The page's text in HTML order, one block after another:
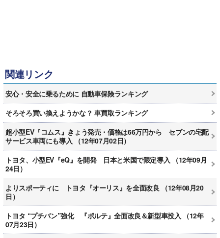
関連リンク
安心・安全に乗るために 自動車保険ランキング
そろそろ買い換えようかな？ 車買取ランキング
超小型EV『コムス』きょう発売・価格は66万円から セブンの宅配
サービス車両にも導入 （12年07月02日）
トヨタ、小型EV『eQ』を開発 日本と米国で限定導入 （12年09月
24日）
よりスポーティに トヨタ『オーリス』を全面改良 （12年08月20
日）
トヨタ “プチバン”強化 『ポルテ』全面改良＆新型車投入 （12年
07月23日）